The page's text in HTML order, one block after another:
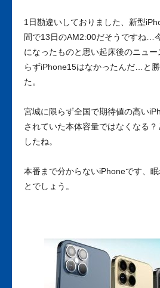
1日勘違いしておりました、新型
間で13日のAM2:00だそうですね…
になったものと思い起床後のニュ
らずiPhone15はなかったんだ…と
た。
宮城に限らず全国で期待値の高い
されていた本体容量ではなくなる
したね。
本番まで分からないiPhoneです、
とでしょう。